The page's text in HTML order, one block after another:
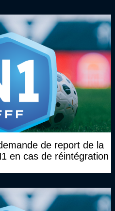
de report de la
en cas de réintégration